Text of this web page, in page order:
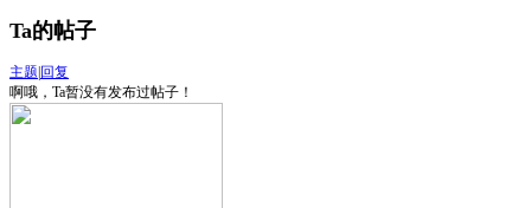
Ta的帖子
主题 回复
啊哦，Ta暂没有发布过帖子！